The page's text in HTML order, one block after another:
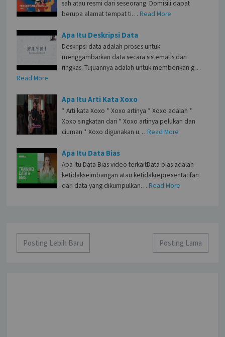
sah atau resmi dari seseorang. Domisili dapat
berupa alamat tempat ti… Read More
Apa Itu Deskripsi Data
Deskripsi data adalah proses untuk
menggambarkan data secara sistematis dan
ringkas. Tujuannya adalah untuk memberikan g…
Read More
Apa Itu Arti Kata Xoxo
* Arti kata Xoxo * Xoxo artinya * Xoxo adalah *
Xoxo singkatan dari * Xoxo artinya pelukan dan
ciuman * Xoxo digunakan u… Read More
Apa Itu Data Bias
Apa Itu Data Bias video terkaitData bias adalah
ketidakseimbangan atau ketidakrepresentatifan
dari data yang dikumpulkan… Read More
Posting Lebih Baru Posting Lama